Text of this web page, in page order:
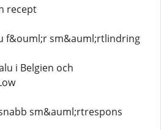
recept
f&ouml;r sm&auml;rtlindring
i Belgien och
sm&auml;rtrespons